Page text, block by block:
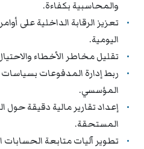
والمحاسبية بكفاءة.
تعزيز الرقابة الداخلية على
اليومية.
تقليل مخاطر الأخطاء
ربط إدارة المدفوعات بسياسات
المؤسسي.
إعداد تقارير مالية دقيقة حول
المستحقة.
تطوير آليات متابعة